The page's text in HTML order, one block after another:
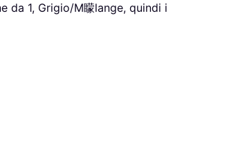
da 1, Grigio/M矇lange, quindi i